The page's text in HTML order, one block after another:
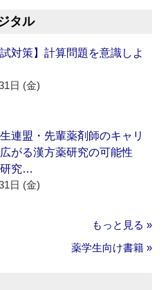
タル
試対策】計算問題を意識しよ
日 (金)
生連盟・先輩薬剤師のキャリ
がる漢方薬研究の可能性
研究…
日 (金)
もっと見る »
薬学生向け書籍 »